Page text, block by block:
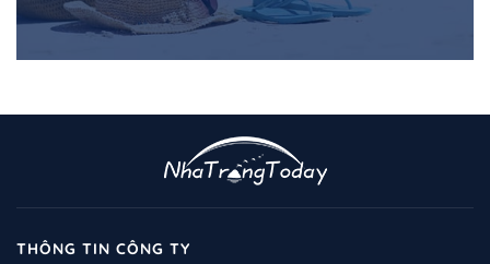
THÔNG TIN CÔNG TY